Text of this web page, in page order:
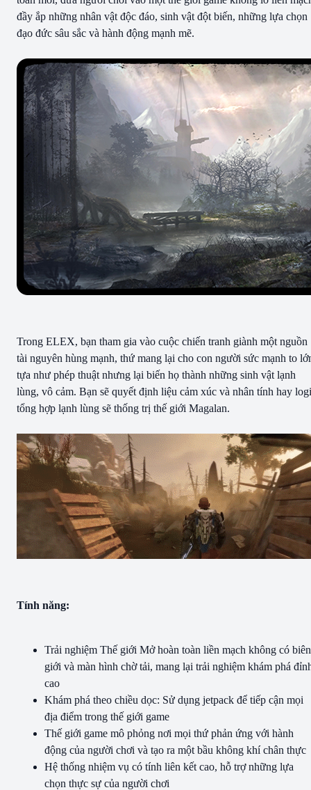
đầy ắp những nhân vật độc đáo, sinh vật đột biến, những lựa chọn
đạo đức sâu sắc và hành động mạnh mẽ.
Trong ELEX, bạn tham gia vào cuộc chiến tranh giành một nguồn
tài nguyên hùng mạnh, thứ mang lại cho con người sức mạnh to
tựa như phép thuật nhưng lại biến họ thành những sinh vật lạnh
lùng, vô cảm. Bạn sẽ quyết định liệu cảm xúc và nhân tính hay
tổng hợp lạnh lùng sẽ thống trị thế giới Magalan.
Tính năng:
Trải nghiệm Thế giới Mở hoàn toàn liền mạch không có biên
giới và màn hình chờ tải, mang lại trải nghiệm khám phá
cao
Khám phá theo chiều dọc: Sử dụng jetpack để tiếp cận mọi
địa điểm trong thế giới game
Thế giới game mô phỏng nơi mọi thứ phản ứng với hành
động của người chơi và tạo ra một bầu không khí chân thực
Hệ thống nhiệm vụ có tính liên kết cao, hỗ trợ những lựa
chọn thực sự của người chơi